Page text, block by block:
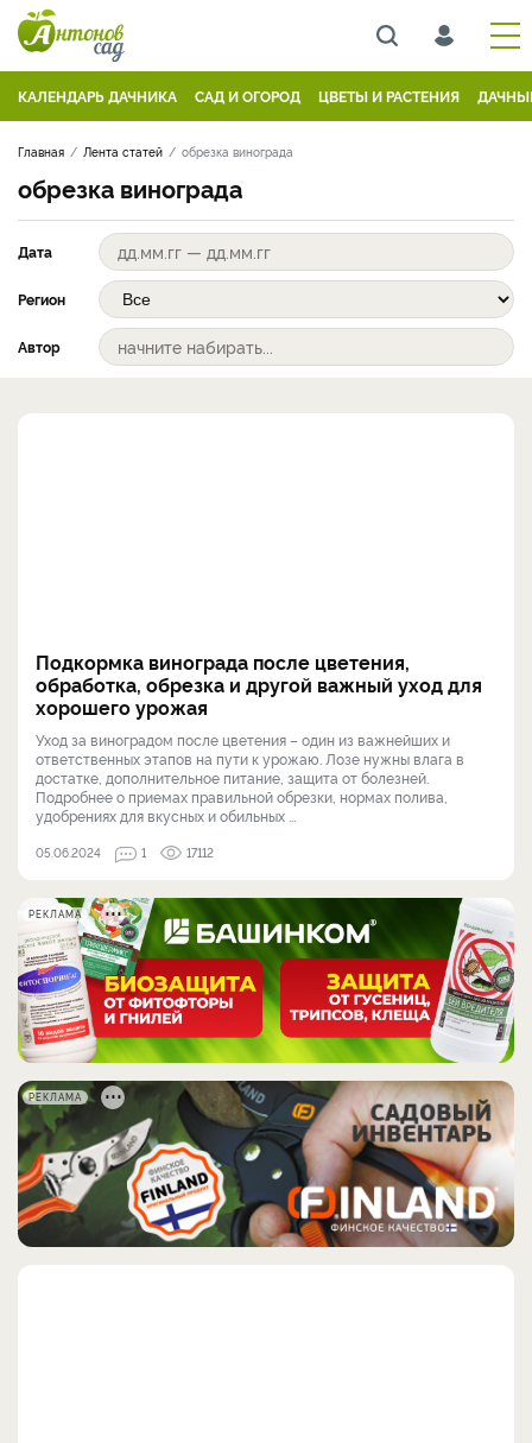
КАЛЕНДАРЬ ДАЧНИКА САД И ОГОРОД ЦВЕТЫ И РАСТЕНИЯ
Главная Лента статей обрезка винограда
обрезка винограда
Дата
Регион
Автор
Подкормка винограда после цветения,
обработка, обрезка и другой важный уход для
хорошего урожая
Уход за виноградом после цветения – один из важнейших и
ответственных этапов на пути к урожаю. Лозе нужны влага в
достатке, дополнительное питание, защита от болезней.
Подробнее о приемах правильной обрезки, нормах полива,
удобрениях для вкусных и обильных ...
05.06.2024 1 17112
РЕКЛАМА
РЕКЛАМА